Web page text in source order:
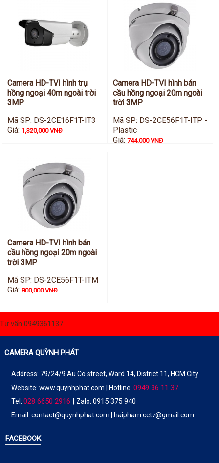
Camera HD-TVI hình trụ
hồng ngoại 40m ngoài trời
3MP
Mã SP: DS-2CE16F1T-IT3
Giá: 1,320,000 VNĐ
Camera HD-TVI hình bán
cầu hồng ngoại 20m ngoài
trời 3MP
Mã SP: DS-2CE56F1T-ITP -
Plastic
Giá: 744,000 VNĐ
Camera HD-TVI hình bán
cầu hồng ngoại 20m ngoài
trời 3MP
Mã SP: DS-2CE56F1T-ITM
Giá:800,000 VNĐ
Tư vấn 0949361137
CAMERA QUỲNH PHÁT
Address: 79/24/9 Au Co street, Ward 14, District 11, HCM City
Website: www.quynhphat.com | Hotline: 0949 36 11 37
Tel: 028 6650 2916 | Zalo: 0915 375 940
Email: contact@quynhphat.com | haipham.cctv@gmail.com
FACEBOOK